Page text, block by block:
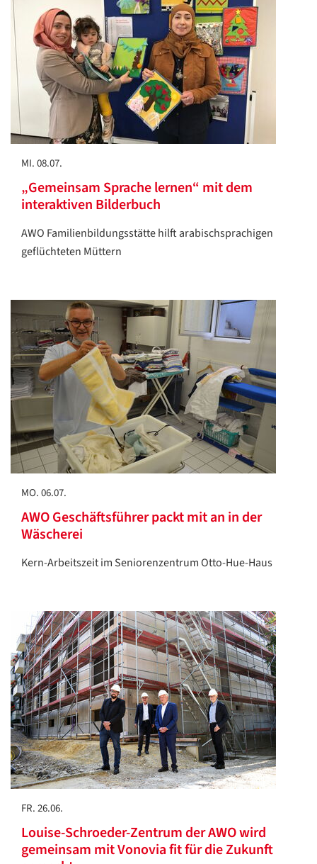
MI. 08.07.
„Gemeinsam Sprache lernen“ mit dem
interaktiven Bilderbuch
AWO Familienbildungsstätte hilft arabischsprachigen
geflüchteten Müttern
MO. 06.07.
AWO Geschäftsführer packt mit an in der
Wäscherei
Kern-Arbeitszeit im Seniorenzentrum Otto-Hue-Haus
FR. 26.06.
Louise-Schroeder-Zentrum der AWO wird
gemeinsam mit Vonovia fit für die Zukunft